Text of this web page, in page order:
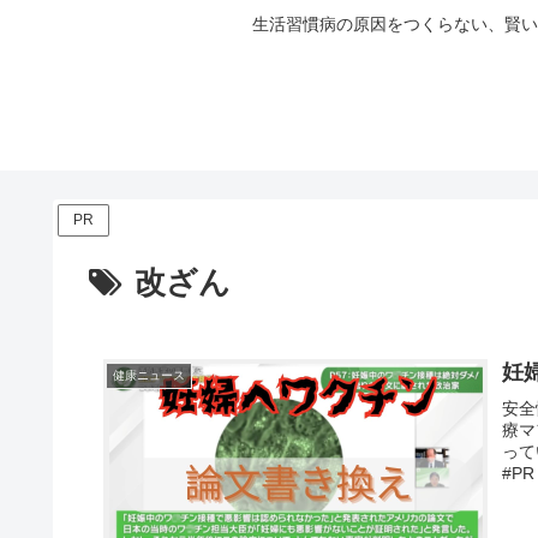
生活習慣病の原因をつくらない、賢
PR
改ざん
健康ニュース 妊
安
療
っ